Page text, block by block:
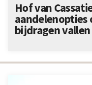
Hof van
aandelenopties
bijdragen vallen